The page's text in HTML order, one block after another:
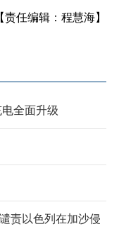
【责任编辑：程慧海】
全面升级
责以色列在加沙侵